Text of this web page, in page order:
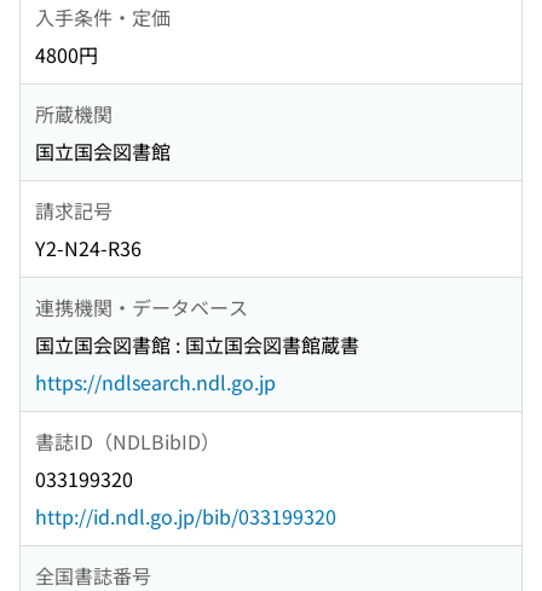
入手条件・定価
4800円
所蔵機関
国立国会図書館
請求記号
Y2-N24-R36
連携機関・データベース
国立国会図書館 : 国立国会図書館蔵書
https://ndlsearch.ndl.go.jp
書誌ID（NDLBibID）
033199320
http://id.ndl.go.jp/bib/033199320
全国書誌番号